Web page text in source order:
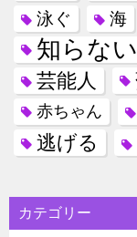
泳ぐ 海
知らな
芸能人
赤ちゃん
逃げる
カテゴリー